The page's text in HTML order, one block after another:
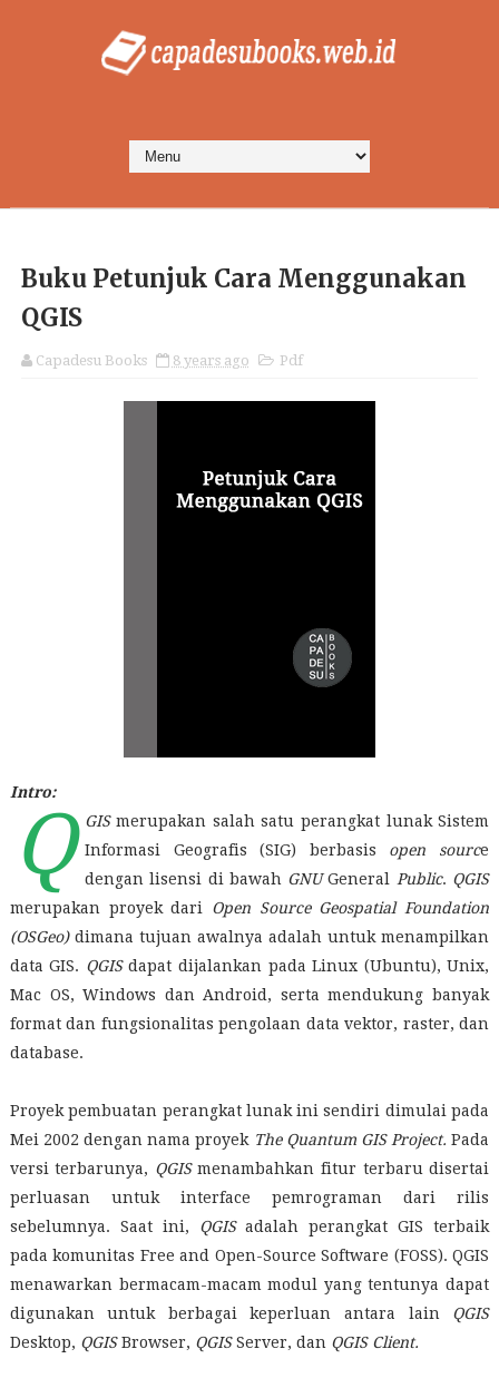
Buku Petunjuk Cara Menggunakan
QGIS
Capadesu Books 8 years ago Pdf
Intro:
Q GISmerupakan salah satu perangkat lunak Sistem
Informasi Geografis (SIG) berbasis open source
dengan lisensi di bawah GNUGeneral Public. QGIS
merupakan proyek dari Open Source Geospatial Foundation
(OSGeo) dimana tujuan awalnya adalah untuk menampilkan
data GIS. QGISdapat dijalankan pada Linux (Ubuntu), Unix,
Mac OS, Windows dan Android, serta mendukung banyak
format dan fungsionalitas pengolaan data vektor, raster, dan
database.
Proyek pembuatan perangkat lunak ini sendiri dimulai pada
Mei 2002 dengan nama proyek The Quantum GIS Project. Pada
versi terbarunya, QGISmenambahkan fitur terbaru disertai
perluasan untuk interface pemrograman dari rilis
sebelumnya. Saat ini, QGISadalah perangkat GIS terbaik
pada komunitas Free and Open-Source Software (FOSS). QGIS
menawarkan bermacam-macam modul yang tentunya dapat
digunakan untuk berbagai keperluan antara lain QGIS
Desktop, QGISBrowser, QGISServer, dan QGIS Client.